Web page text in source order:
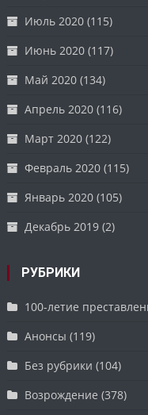
Июль 2020 (115)
Июнь 2020 (117)
Май 2020 (134)
Апрель 2020 (116)
Март 2020 (122)
Февраль 2020 (115)
Январь 2020 (105)
Декабрь 2019 (2)
РУБРИКИ
100-летие
Анонсы (119)
Без рубрики (104)
Возрождение (378)